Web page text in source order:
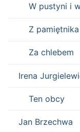
W pustyni i
Z
Za chlebem
Irena
Ten obcy
Jan Brzechwa